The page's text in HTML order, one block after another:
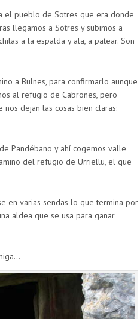
el pueblo de Sotres que era donde
llegamos a Sotres y subimos a
a la espalda y ala, a patear. Son
a Bulnes, para confirmarlo aunque
al refugio de Cabrones, pero
nos dejan las cosas bien claras:
Pandébano y ahí cogemos valle
del refugio de Urriellu, el que
en varias sendas lo que termina por
aldea que se usa para ganar